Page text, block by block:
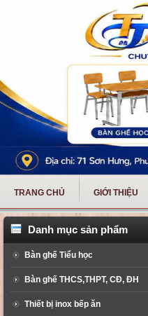
TRANG CHỦ GIỚI THIỆU
Danh mục sản phẩm
Bàn ghế Tiểu học
Bàn ghế THCS,THPT, CĐ, ĐH
Thiết bị inox bếp ăn